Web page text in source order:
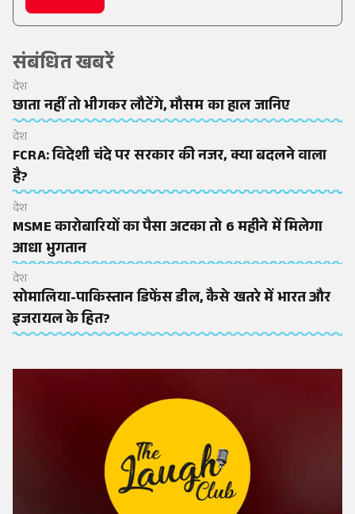
संबंधित खबरें
देश
छाता नहीं तो भीगकर लौटेंगे, मौसम का हाल जानिए
देश
FCRA: विदेशी चंदे पर सरकार की नजर, क्या बदलने वाला
है?
देश
MSME कारोबारियों का पैसा अटका तो 6 महीने में मिलेगा
आधा भुगतान
देश
सोमालिया-पाकिस्तान डिफेंस डील, कैसे खतरे में भारत और
इजरायल के हित?